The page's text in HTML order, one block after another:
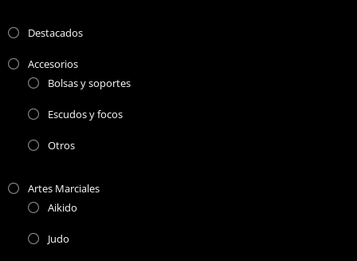
Destacados
Accesorios
Bolsas y soportes
Escudos y focos
Otros
Artes Marciales
Aikido
Judo